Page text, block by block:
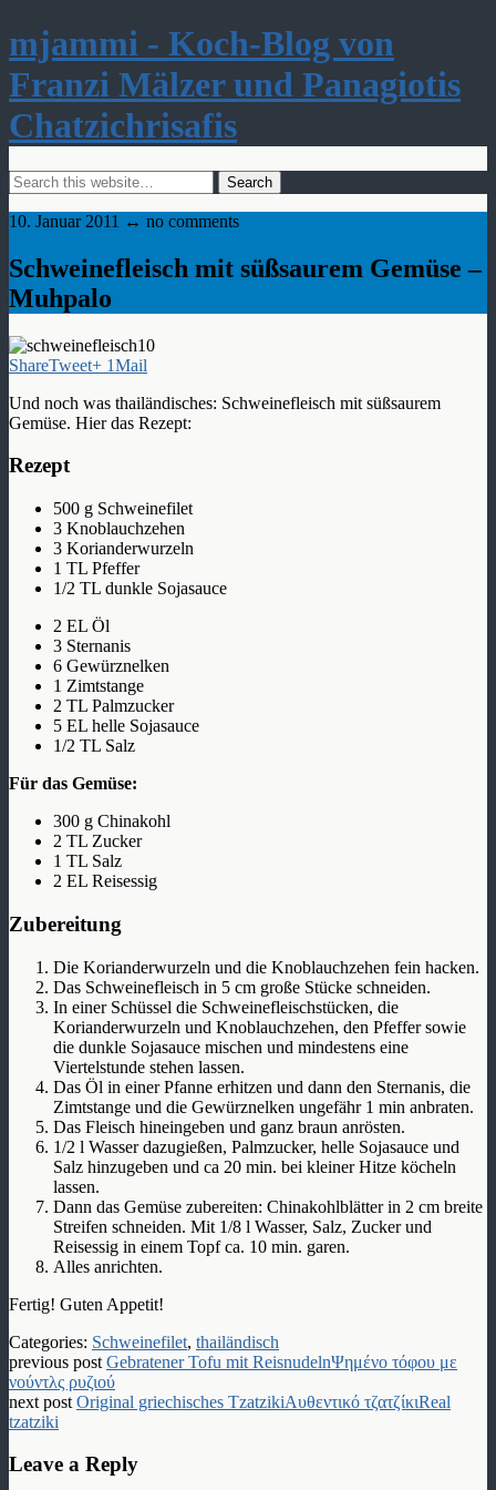
mjammi - Koch-Blog von
Franzi Mälzer und Panagiotis
Chatzichrisafis
10. Januar 2011 ↔ no comments
Schweinefleisch mit süßsaurem Gemüse –
Muhpalo
ShareTweet+ 1Mail
Und noch was thailändisches: Schweinefleisch mit süßsaurem
Gemüse. Hier das Rezept:
Rezept
500 g Schweinefilet
3 Knoblauchzehen
3 Korianderwurzeln
1 TL Pfeffer
1/2 TL dunkle Sojasauce
2 EL Öl
3 Sternanis
6 Gewürznelken
1 Zimtstange
2 TL Palmzucker
5 EL helle Sojasauce
1/2 TL Salz
Für das Gemüse:
300 g Chinakohl
2 TL Zucker
1 TL Salz
2 EL Reisessig
Zubereitung
Die Korianderwurzeln und die Knoblauchzehen fein hacken.
Das Schweinefleisch in 5 cm große Stücke schneiden.
In einer Schüssel die Schweinefleischstücken, die
Korianderwurzeln und Knoblauchzehen, den Pfeffer sowie
die dunkle Sojasauce mischen und mindestens eine
Viertelstunde stehen lassen.
Das Öl in einer Pfanne erhitzen und dann den Sternanis, die
Zimtstange und die Gewürznelken ungefähr 1 min anbraten.
Das Fleisch hineingeben und ganz braun anrösten.
1/2 l Wasser dazugießen, Palmzucker, helle Sojasauce und
Salz hinzugeben und ca 20 min. bei kleiner Hitze köcheln
lassen.
Dann das Gemüse zubereiten: Chinakohlblätter in 2 cm breite
Streifen schneiden. Mit 1/8 l Wasser, Salz, Zucker und
Reisessig in einem Topf ca. 10 min. garen.
Alles anrichten.
Fertig! Guten Appetit!
Categories: Schweinefilet, thailändisch
previous post Gebratener Tofu mit ReisnudelnΨημένο τόφου με
νούντλς ρυζιού
next post Original griechisches TzatzikiΑυθεντικό τζατζίκιReal
tzatziki
Leave a Reply